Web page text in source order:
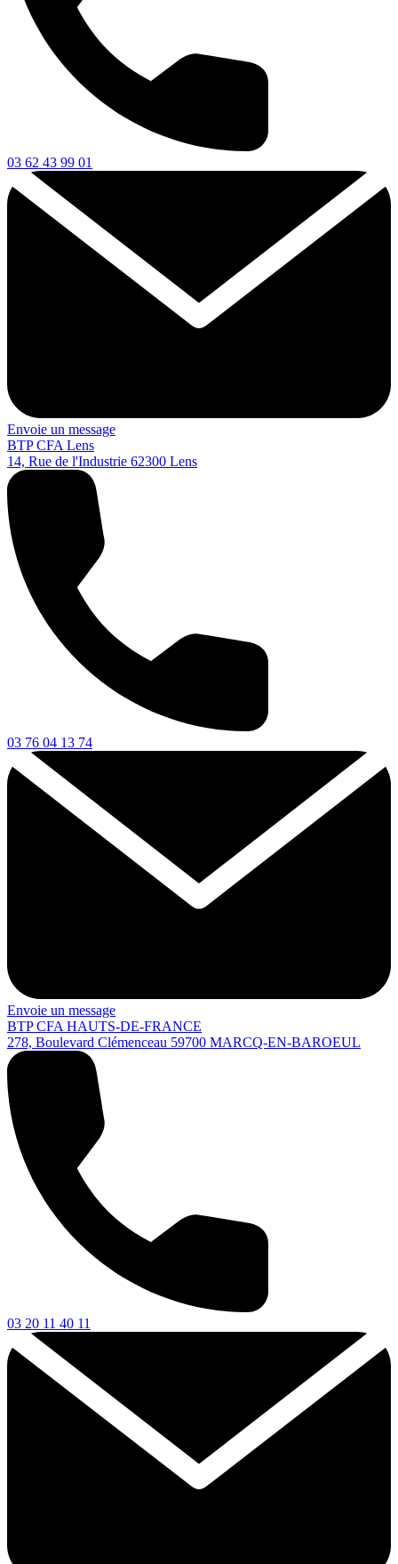
03 62 43 99 01
Envoie un message
BTP CFA Lens
14, Rue de l'Industrie 62300 Lens
03 76 04 13 74
Envoie un message
BTP CFA HAUTS-DE-FRANCE
278, Boulevard Clémenceau 59700 MARCQ-EN-BAROEUL
03 20 11 40 11